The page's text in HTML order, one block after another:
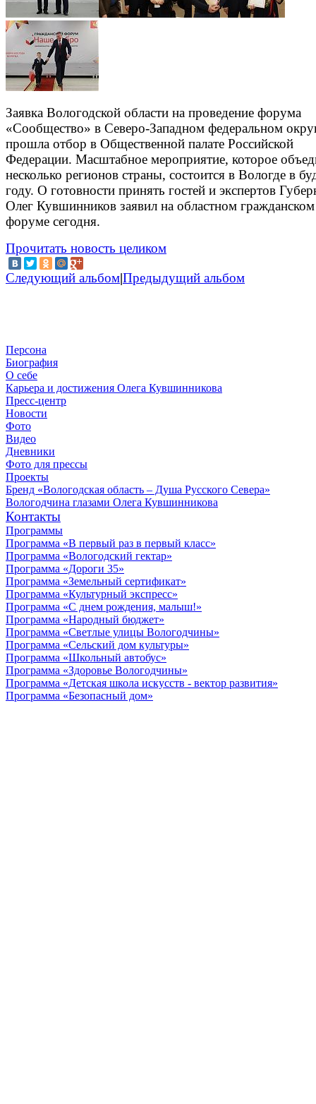
Заявка Вологодской области на проведение форума
«Сообщество» в Северо-Западном федеральном
прошла отбор в Общественной палате Российской
Федерации. Масштабное мероприятие, которое
несколько регионов страны, состоится в Вологде в
году. О готовности принять гостей и экспертов
Олег Кувшинников заявил на областном гражданском
форуме сегодня.
Прочитать новость целиком
Следующий альбом|Предыдущий альбом
Персона
Биография
О себе
Карьера и достижения Олега Кувшинникова
Пресс-центр
Новости
Фото
Видео
Дневники
Фото для прессы
Проекты
Бренд «Вологодская область – Душа Русского Севера»
Вологодчина глазами Олега Кувшинникова
Контакты
Программы
Программа «В первый раз в первый класс»
Программа «Вологодский гектар»
Программа «Дороги 35»
Программа «Земельный сертификат»
Программа «Культурный экспресс»
Программа «С днем рождения, малыш!»
Программа «Народный бюджет»
Программа «Светлые улицы Вологодчины»
Программа «Сельский дом культуры»
Программа «Школьный автобус»
Программа «Здоровье Вологодчины»
Программа «Детская школа искусств - вектор развития»
Программа «Безопасный дом»